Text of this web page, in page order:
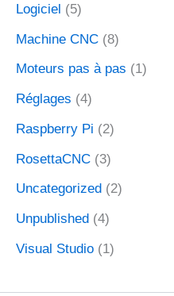
Logiciel (5)
Machine CNC (8)
Moteurs pas à pas (1)
Réglages (4)
Raspberry Pi (2)
RosettaCNC (3)
Uncategorized (2)
Unpublished (4)
Visual Studio (1)